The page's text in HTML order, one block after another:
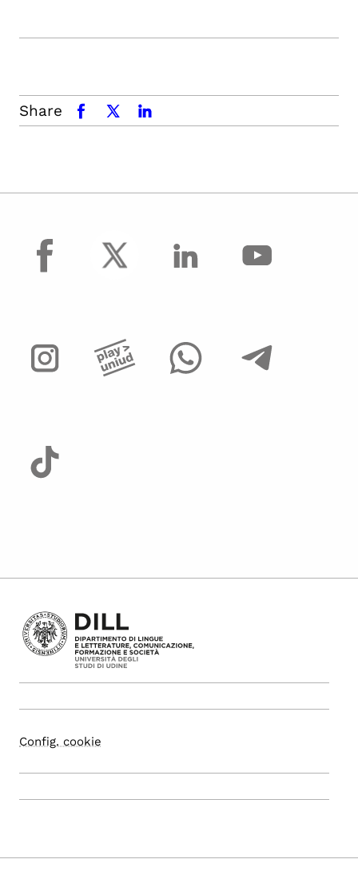
Share facebookx.comlinkedin
facebook
Config. cookie